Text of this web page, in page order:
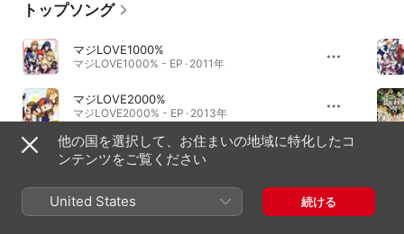
トップソング
マジLOVE1000%
マジLOVE1000% - EP · 2011年
マジLOVE2000%
マジLOVE2000% - EP · 2013年
マジLOVEスターリッシュツアーズ
マジLOVEスターリッシュツアーズ - EP · 2022年
他の国を選択して、お住まいの地域に特化したコ
ンテンツをご覧ください
United States 続ける